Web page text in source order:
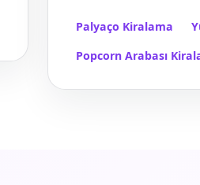
Palyaço Kiralama
Popcorn Arabası